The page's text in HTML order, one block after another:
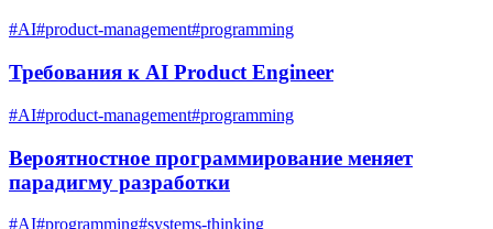
#AI#product-management#programming
Требования к AI Product Engineer
#AI#product-management#programming
Вероятностное программирование меняет
парадигму разработки
#AI#programming#systems-thinking